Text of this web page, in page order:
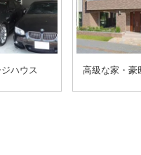
ハウス 高級な家・豪